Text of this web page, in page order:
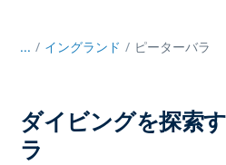
... / イングランド ピーターバラ
ダイビングを探索
ラ